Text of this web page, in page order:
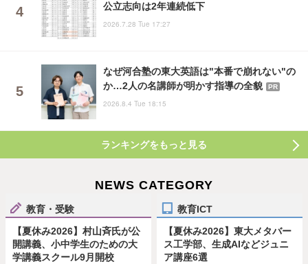
公立志向は2年連続低下
2026.7.28 Tue 17:27
なぜ河合塾の東大英語は"本番で崩れない"の
か…2人の名講師が明かす指導の全貌
PR
2026.8.4 Tue 18:15
ランキングをもっと見る
NEWS CATEGORY
教育・受験
【夏休み2026】村山斉氏が公
開講義、小中学生のための大
学講義スクール9月開校
教育ICT
【夏休み2026】東大メタバー
ス工学部、生成AIなどジュニ
ア講座6選